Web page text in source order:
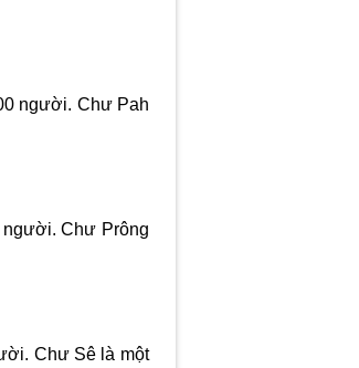
người. Chư Pah
người. Chư Prông
Chư Sê là một